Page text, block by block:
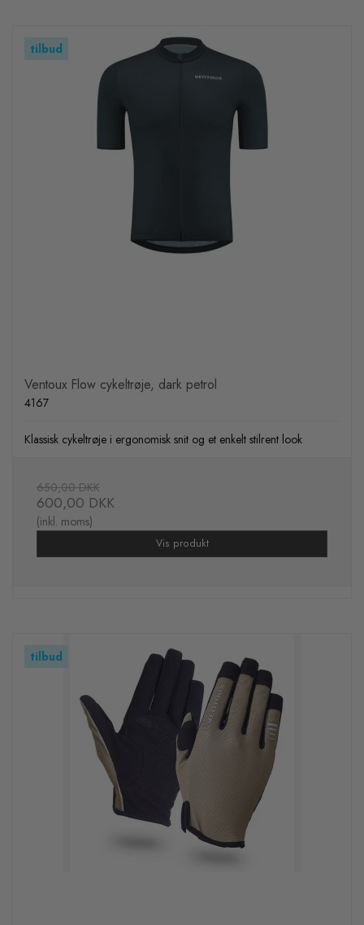
tilbud
Ventoux Flow cykeltrøje, dark petrol
4167
Klassisk cykeltrøje i ergonomisk snit og et enkelt stilrent look
650,00 DKK
600,00 DKK
(inkl. moms)
Vis produkt
tilbud